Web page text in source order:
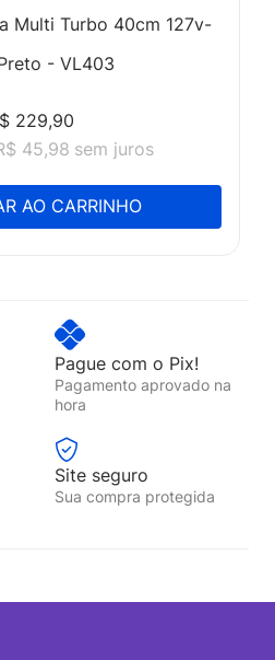
Multi Turbo 40cm 127v-
- VL403
229,90
45,98 sem juros
AO CARRINHO
Pague com o Pix!
Pagamento aprovado na
hora
Site seguro
Sua compra protegida